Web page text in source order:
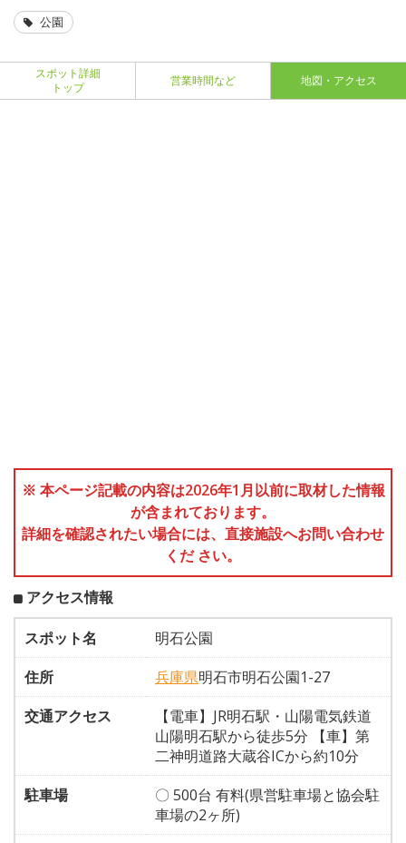
公園
スポット詳細
トップ
営業時間など 地図・アクセス
※ 本ページ記載の内容は2026年1月以前に取材した情報
が含まれております。
詳細を確認されたい場合には、直接施設へお問い合わせ
くだ さい。
アクセス情報
スポット名
明石公園
住所
兵庫県明石市明石公園1-27
交通アクセス
【電車】JR明石駅・山陽電気鉄道
山陽明石駅から徒歩5分 【車】第
二神明道路大蔵谷ICから約10分
駐車場
〇 500台 有料(県営駐車場と協会駐
車場の2ヶ所)